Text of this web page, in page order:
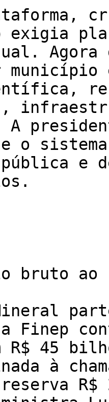
exigia
A
o
e
bruto ao
a Finep
R$ 45
à
R$